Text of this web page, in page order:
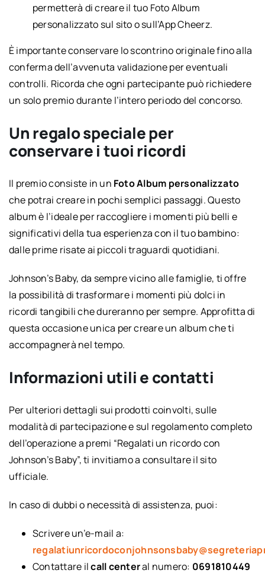
permetterà di creare il tuo Foto Album
personalizzato sul sito o sull’App Cheerz.
È importante conservare lo scontrino originale fino alla
conferma dell’avvenuta validazione per eventuali
controlli. Ricorda che ogni partecipante può richiedere
un solo premio durante l’intero periodo del concorso.
Un regalo speciale per
conservare i tuoi ricordi
Il premio consiste in un Foto Album personalizzato
che potrai creare in pochi semplici passaggi. Questo
album è l’ideale per raccogliere i momenti più belli e
significativi della tua esperienza con il tuo bambino:
dalle prime risate ai piccoli traguardi quotidiani.
Johnson’s Baby, da sempre vicino alle famiglie, ti offre
la possibilità di trasformare i momenti più dolci in
ricordi tangibili che dureranno per sempre. Approfitta di
questa occasione unica per creare un album che ti
accompagnerà nel tempo.
Informazioni utili e contatti
Per ulteriori dettagli sui prodotti coinvolti, sulle
modalità di partecipazione e sul regolamento completo
dell’operazione a premi “Regalati un ricordo con
Johnson’s Baby”, ti invitiamo a consultare il sito
ufficiale.
In caso di dubbi o necessità di assistenza, puoi:
Scrivere un’e-mail a:
Contattare ilcall centeral numero: 0691810449